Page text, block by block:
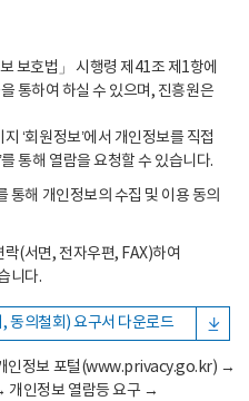
보호법」 시행령 제41조 제1항에
통하여 하실 수 있으며, 진흥원은
‘회원정보’에서 개인정보를 직접
통해 열람을 요청할 수 있습니다.
통해 개인정보의 수집 및 이용 동의
(서면, 전자우편, FAX)하여
니다.
동의철회) 요구서 다운로드
인정보 포털(www.privacy.go.kr) →
개인정보 열람등 요구 →